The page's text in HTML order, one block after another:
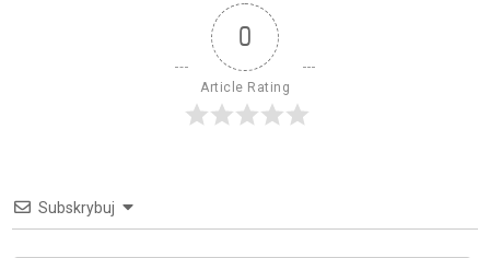
0
Article Rating
Subskrybuj